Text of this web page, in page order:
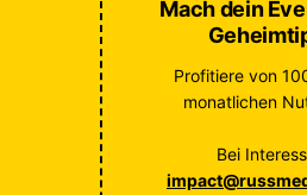
Mach dein
Profitiere von
monatlichen
Bei